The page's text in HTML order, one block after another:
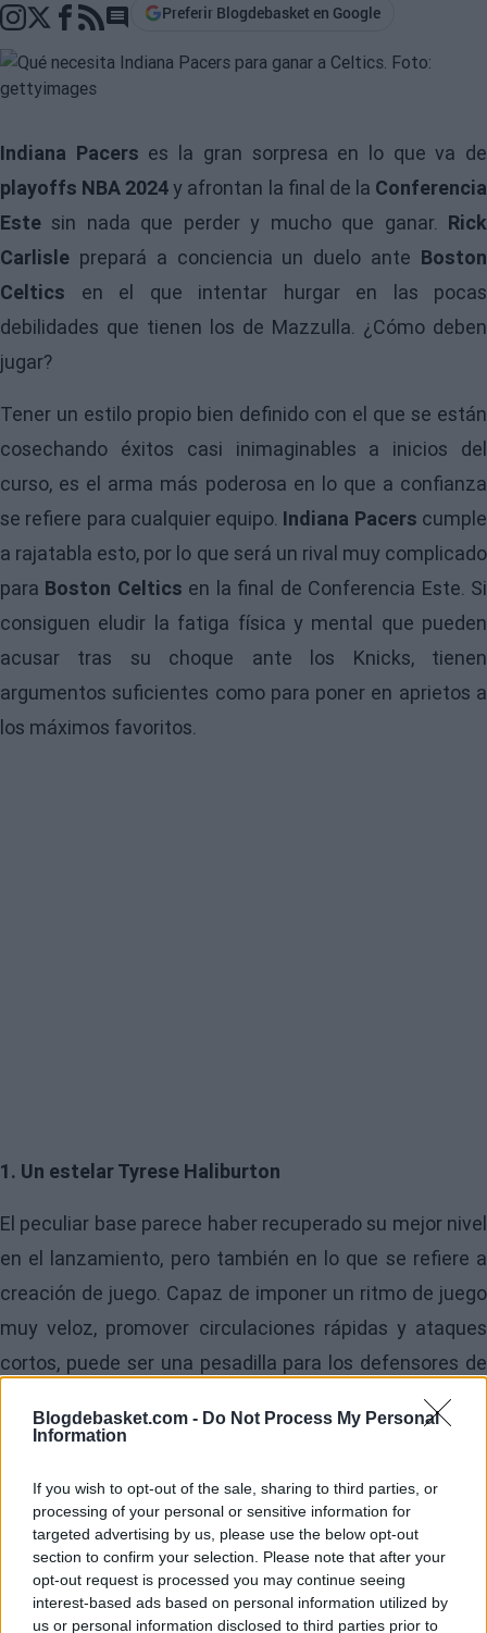
Blogdebasket.com - Do Not Process My Personal
Information
If you wish to opt-out of the sale, sharing to third parties, or
processing of your personal or sensitive information for
targeted advertising by us, please use the below opt-out
section to confirm your selection. Please note that after your
opt-out request is processed you may continue seeing
interest-based ads based on personal information utilized by
us or personal information disclosed to third parties prior to
Go to comments section
Preferir Blogdebasket en Google
Indiana Pacers es la gran sorpresa en lo que va de
playoffs NBA 2024y afrontan la final de la Conferencia
Este sin nada que perder y mucho que ganar. Rick
Carlisle prepará a conciencia un duelo ante Boston
Celtics en el que intentar hurgar en las pocas
debilidades que tienen los de Mazzulla. ¿Cómo deben
jugar?
Tener un estilo propio bien definido con el que se están
cosechando éxitos casi inimaginables a inicios del
curso, es el arma más poderosa en lo que a confianza
se refiere para cualquier equipo. Indiana Pacers cumple
a rajatabla esto, por lo que será un rival muy complicado
para Boston Celtics en la final de Conferencia Este. Si
consiguen eludir la fatiga física y mental que pueden
acusar tras su choque ante los Knicks, tienen
argumentos suficientes como para poner en aprietos a
los máximos favoritos.
1. Un estelar Tyrese Haliburton
El peculiar base parece haber recuperado su mejor nivel
en el lanzamiento, pero también en lo que se refiere a
creación de juego. Capaz de imponer un ritmo de juego
muy veloz, promover circulaciones rápidas y ataques
cortos, puede ser una pesadilla para los defensores de
2. Elevado nivel de acierto en el tiro exterior
Necesitan que los partidos sean de gran fluidez
anotadora, por lo que su capacidad para abrir la cancha
con eficacia debe ser muy elevada. Naismith,
Nembhard y Toppin han de correr mucho hacia delante